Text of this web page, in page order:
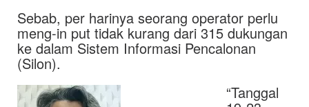
Sebab, per harinya seorang operator perlu
meng-in put tidak kurang dari 315 dukungan
ke dalam Sistem Informasi Pencalonan
(Silon).
“Tanggal